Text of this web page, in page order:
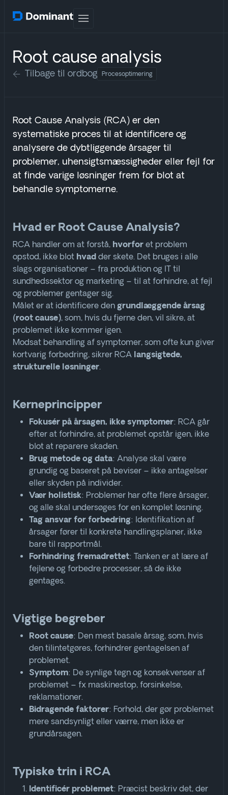
Root cause analysis
Tilbage til ordbog Procesoptimering
Root Cause Analysis (RCA) er den
systematiske proces til at identificere og
analysere de dybtliggende årsager til
problemer, uhensigtsmæssigheder eller fejl for
at finde varige løsninger frem for blot at
behandle symptomerne.
Hvad er Root Cause Analysis?
RCA handler om at forstå, hvorfor et problem
opstod, ikke blot hvad der skete. Det bruges i alle
slags organisationer – fra produktion og IT til
sundhedssektor og marketing – til at forhindre, at fejl
og problemer gentager sig.
Målet er at identificere den grundlæggende årsag
(root cause), som, hvis du fjerne den, vil sikre, at
problemet ikke kommer igen.
Modsat behandling af symptomer, som ofte kun giver
kortvarig forbedring, sikrer RCA langsigtede,
strukturelle løsninger.
Kerneprincipper
Fokusér på årsagen, ikke symptomer: RCA går
efter at forhindre, at problemet opstår igen, ikke
blot at reparere skaden.
Brug metode og data: Analyse skal være
grundig og baseret på beviser – ikke antagelser
eller skyden på individer.
Vær holistisk: Problemer har ofte flere årsager,
og alle skal undersøges for en komplet løsning.
Tag ansvar for forbedring: Identifikation af
årsager fører til konkrete handlingsplaner, ikke
bare til rapportmål.
Forhindring fremadrettet: Tanken er at lære af
fejlene og forbedre processer, så de ikke
gentages.
Vigtige begreber
Root cause: Den mest basale årsag, som, hvis
den tilintetgøres, forhindrer gentagelsen af
problemet.
Symptom: De synlige tegn og konsekvenser af
problemet – fx maskinestop, forsinkelse,
reklamationer.
Bidragende faktorer: Forhold, der gør problemet
mere sandsynligt eller værre, men ikke er
grundårsagen.
Typiske trin i RCA
Identificér problemet: Præcist beskriv det, der